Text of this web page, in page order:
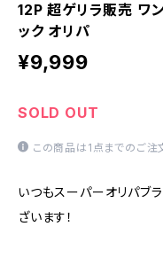
12P 超ゲリラ販売 ワ
ック オリパ
¥9,999
SOLD OUT
この商品は1点までのご注
いつもスーパーオリパブ
ざいます！